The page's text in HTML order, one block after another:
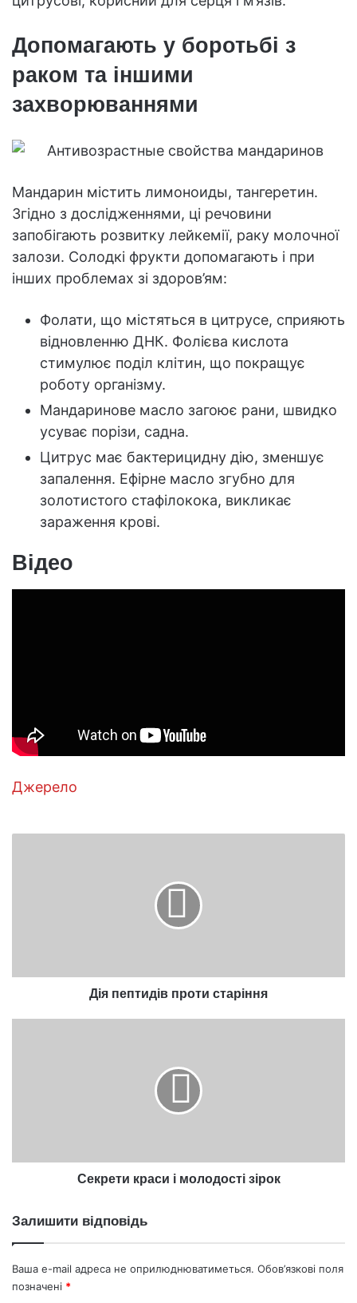
Допомагають у боротьбі з
раком та іншими
захворюваннями
Мандарин містить лимоноиды, тангеретин.
Згідно з дослідженнями, ці речовини
запобігають розвитку лейкемії, раку молочної
залози. Солодкі фрукти допомагають і при
інших проблемах зі здоров’ям:
Фолати, що містяться в цитрусе, сприяють
відновленню ДНК. Фолієва кислота
стимулює поділ клітин, що покращує
роботу організму.
Мандаринове масло загоює рани, швидко
усуває порізи, садна.
Цитрус має бактерицидну дію, зменшує
запалення. Ефірне масло згубно для
золотистого стафілокока, викликає
зараження крові.
Відео
Джерело
Дія пептидів проти старіння
Секрети краси і молодості зірок
Залишити відповідь
Ваша e-mail адреса не оприлюднюватиметься. Обов’язкові поля
позначені *